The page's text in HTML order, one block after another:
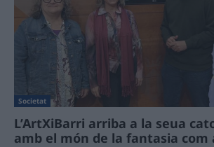
Societat
L’ArtXiBarri arriba a la seua
amb el món de la fantasia